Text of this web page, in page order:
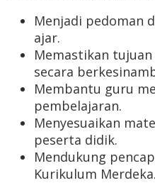
Menjadi pedoman
ajar.
Memastikan
secara
Membantu guru
pembelajaran.
Menyesuaikan
peserta didik.
Mendukung
Kurikulum Merdeka.